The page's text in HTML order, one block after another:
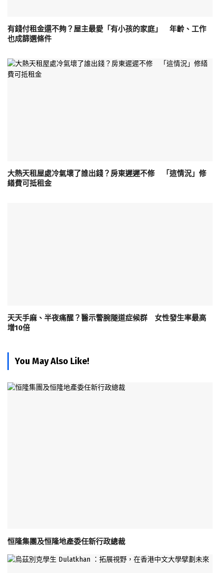
有錢付租金還不夠？屋主最愛「有小孩的家庭」 年齡、工作
也成篩選條件
大熱天租屋處冷氣壞了誰出錢？房東遲遲不修 「這情況」修
繕費可抵租金
天天手麻、半夜痛醒？醫示警腕隧道症候群 女性發生率最高
增10倍
You May Also Like!
恒隆集團及恒隆地產委任新行政總裁